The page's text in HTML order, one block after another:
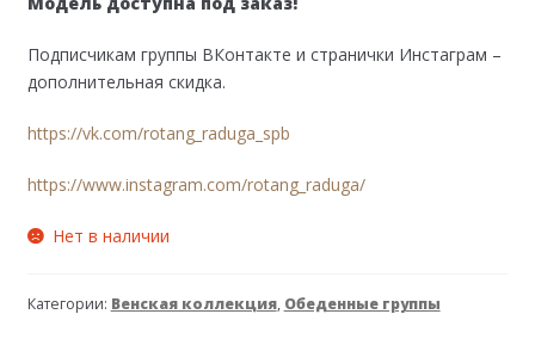
Подписчикам группы ВКонтакте и странички Инстаграм –
дополнительная скидка.
https://vk.com/rotang_raduga_spb
https://www.instagram.com/rotang_raduga/
Нет в наличии
Категории: Венская коллекция, Обеденные группы